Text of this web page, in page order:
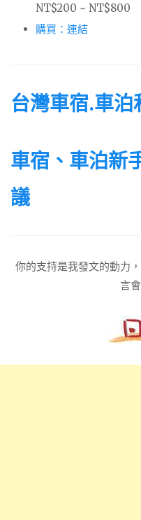
NT$200 ~ NT$800
購買：連結
台灣車宿.車
車宿、車泊新
議
你的支持是我發文的動力
言